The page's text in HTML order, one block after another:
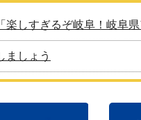
楽しすぎるぞ岐阜！岐阜
ましょう